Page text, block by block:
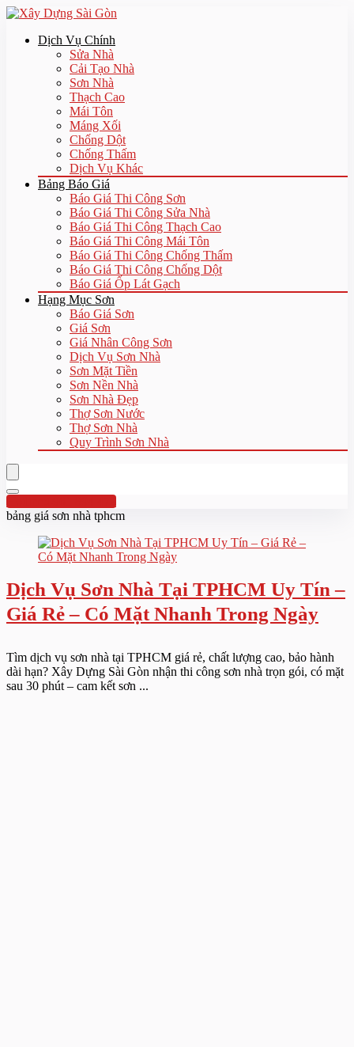
Dịch Vụ Chính
Sửa Nhà
Cải Tạo Nhà
Sơn Nhà
Thạch Cao
Mái Tôn
Máng Xối
Chống Dột
Chống Thấm
Dịch Vụ Khác
Bảng Báo Giá
Báo Giá Thi Công Sơn
Báo Giá Thi Công Sửa Nhà
Báo Giá Thi Công Thạch Cao
Báo Giá Thi Công Mái Tôn
Báo Giá Thi Công Chống Thấm
Báo Giá Thi Công Chống Dột
Báo Giá Ốp Lát Gạch
Hạng Mục Sơn
Báo Giá Sơn
Giá Sơn
Giá Nhân Công Sơn
Dịch Vụ Sơn Nhà
Sơn Mặt Tiền
Sơn Nền Nhà
Sơn Nhà Đẹp
Thợ Sơn Nước
Thợ Sơn Nhà
Quy Trình Sơn Nhà
Hotline:0961 894 472
bảng giá sơn nhà tphcm
Dịch Vụ Sơn Nhà Tại TPHCM Uy Tín –
Giá Rẻ – Có Mặt Nhanh Trong Ngày
Tìm dịch vụ sơn nhà tại TPHCM giá rẻ, chất lượng cao, bảo hành
dài hạn? Xây Dựng Sài Gòn nhận thi công sơn nhà trọn gói, có mặt
sau 30 phút – cam kết sơn ...